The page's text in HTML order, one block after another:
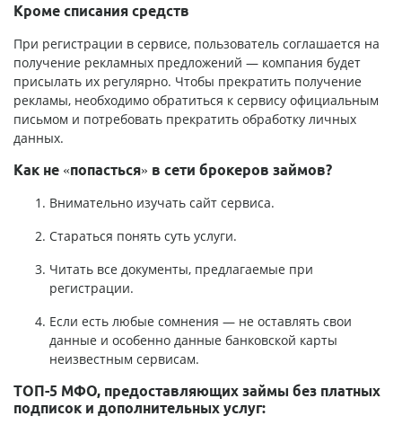
Кроме списания средств
При регистрации в сервисе, пользователь соглашается на
получение рекламных предложений — компания будет
присылать их регулярно. Чтобы прекратить получение
рекламы, необходимо обратиться к сервису официальным
письмом и потребовать прекратить обработку личных
данных.
Как не «попасться» в сети брокеров займов?
Внимательно изучать сайт сервиса.
Стараться понять суть услуги.
Читать все документы, предлагаемые при
регистрации.
Если есть любые сомнения — не оставлять свои
данные и особенно данные банковской карты
неизвестным сервисам.
ТОП-5 МФО, предоставляющих займы без платных
подписок и дополнительных услуг: